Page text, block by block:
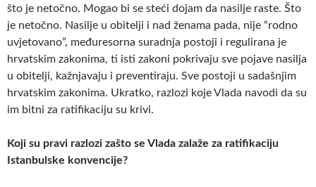
što je netočno. Mogao bi se steći dojam da nasilje raste. Što
je netočno. Nasilje u obitelji i nad ženama pada, nije “rodno
uvjetovano”, međuresorna suradnja postoji i regulirana je
hrvatskim zakonima, ti isti zakoni pokrivaju sve pojave nasilja
u obitelji, kažnjavaju i preventiraju. Sve postoji u sadašnjim
hrvatskim zakonima. Ukratko, razlozi koje Vlada navodi da su
im bitni za ratifikaciju su krivi.
Koji su pravi razlozi zašto se Vlada zalaže za ratifikaciju
Istanbulske konvencije?